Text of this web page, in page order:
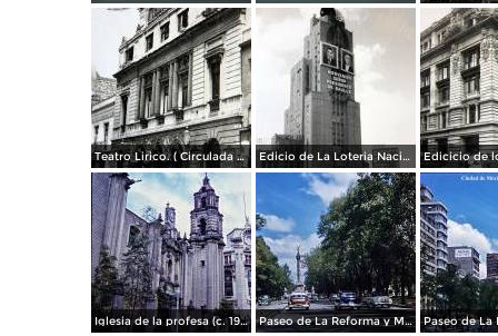
Teatro Lirico. ( Circulada el 1 de Agosto de 1926 ). Edicio de La Loteria Nacional Ciudad de México Abril de 1964
Iglesia de la profesa (c. 1950) Paseo de La Reforma y Mto a La Independencia 1950 Paseo de La